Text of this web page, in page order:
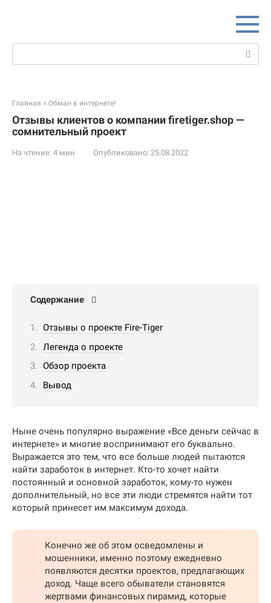
Поиск:
Главная » Обман в интернете!
Отзывы клиентов о компании firetiger.shop —
сомнительный проект
На чтение: 4 мин Опубликовано: 25.08.2022
Содержание
Отзывы о проекте Fire-Tiger
Легенда о проекте
Обзор проекта
Вывод
Ныне очень популярно выражение «Все деньги сейчас в
интернете» и многие воспринимают его буквально.
Выражается это тем, что все больше людей пытаются
найти заработок в интернет. Кто-то хочет найти
постоянный и основной заработок, кому-то нужен
дополнительный, но все эти люди стремятся найти тот
который принесет им максимум дохода.
Конечно же об этом осведомлены и
мошенники, именно поэтому ежедневно
появляются десятки проектов, предлагающих
доход. Чаще всего обыватели становятся
жертвами финансовых пирамид, которые